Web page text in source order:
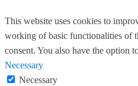
This website uses cookies to
working of basic functionalities of
consent. You also have the option
Necessary
Necessary